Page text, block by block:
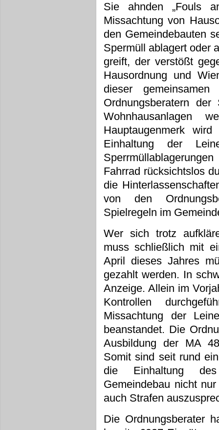
Sie ahnden „Fouls
Missachtung von
den Gemeindebauten
Spermüll ablagert oder
greift, der verstößt
Hausordnung und
dieser
Ordnungsberatern
Wohnhausanlagen
Hauptaugenmerk
Einhaltung der
Fahrrad rücksichtslos
die
von den
Spielregeln im
Wer sich trotz
muss schließlich mit
April dieses Jahres
gezahlt werden. In
Anzeige. Allein im
Kontrollen
Missachtung der
beanstandet. Die
Ausbildung der MA
Somit sind seit rund
die Einhaltung
Gemeindebau nicht
auch Strafen
Die Ordnungsberater